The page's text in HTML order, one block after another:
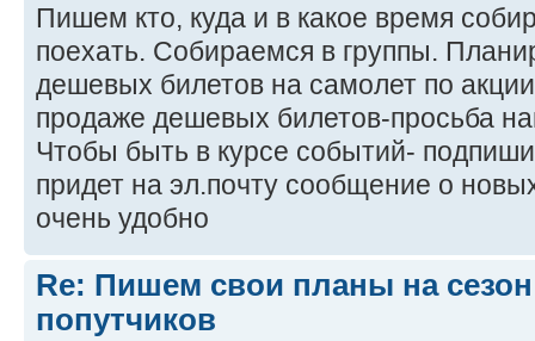
Пишем кто, куда и в какое время
поехать. Собираемся в группы.
дешевых билетов на самолет по
продаже дешевых билетов-просьба
Чтобы быть в курсе событий-
придет на эл.почту сообщение о
очень удобно
Re: Пишем свои планы на сезон
попутчиков